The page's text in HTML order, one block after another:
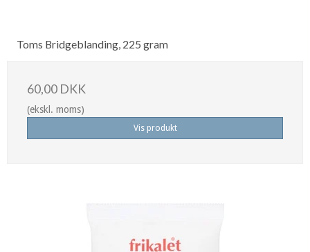
Toms Bridgeblanding, 225 gram
60,00 DKK
(ekskl. moms)
Vis produkt